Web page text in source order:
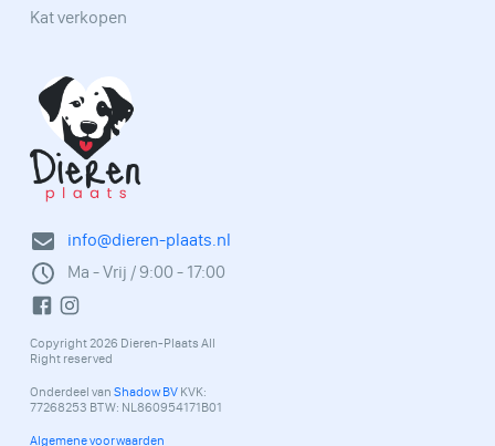
info@dieren-plaats.nl
Ma - Vrij / 9:00 - 17:00
Copyright 2026 Dieren-Plaats All
Right reserved
Onderdeel van Shadow BV KVK:
77268253 BTW: NL860954171B01
Algemene voorwaarden
Kat verkopen